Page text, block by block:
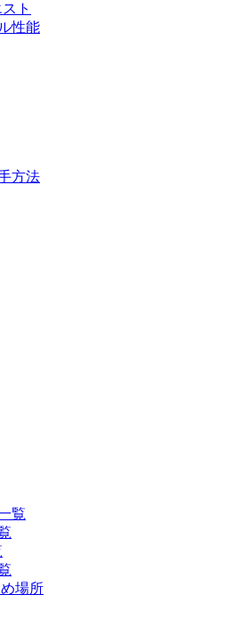
ト
性能
方法
覧
場所